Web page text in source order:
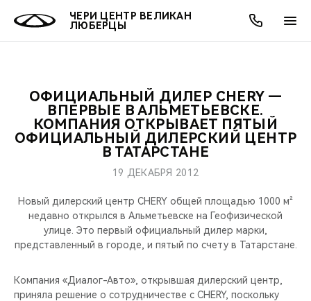
ЧЕРИ ЦЕНТР ВЕЛИКАН
ЛЮБЕРЦЫ
МОДЕЛИ
ВСЕ МОДЕЛИ
СЕДАНЫ
ПОКУПАТЕЛЯМ
ВЫБОР И ПОКУПКА
КРЕДИТ И СТРАХОВАНИЕ
ВЛАДЕЛЬЦАМ
СЕРВИС
ЗАПЧАСТИ И АКСЕССУАРЫ
ПОДДЕРЖКА
CHERY CONNECT
МИР CHERY
АКСЕССУАРЫ
CHERY В СОЦСЕТЯХ
ЛЮДИ CHERY
БЛАГОТВОРИТЕЛЬНОСТЬ
АКЦИИ
ВЫГОДЫ И АКЦИИ
ОНЛАЙН СЕРВИСЫ
ВЫБОР И ПОКУПКА
О КОМПАНИИ
О НАС
ОФИЦИАЛЬНЫЙ ДИЛЕР CHERY —
ВПЕРВЫЕ В АЛЬМЕТЬЕВСКЕ.
КОМПАНИЯ ОТКРЫВАЕТ ПЯТЫЙ
ОФИЦИАЛЬНЫЙ ДИЛЕРСКИЙ ЦЕНТР
В ТАТАРСТАНЕ
19 ДЕКАБРЯ 2012
Новый дилерский центр CHERY общей площадью 1000 м²
недавно открылся в Альметьевске на Геофизической
улице. Это первый официальный дилер марки,
представленный в городе, и пятый по счету в Татарстане.
Компания «Диалог-Авто», открывшая дилерский центр,
приняла решение о сотрудничестве с CHERY, поскольку